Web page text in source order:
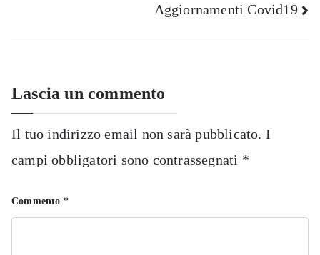
Aggiornamenti Covid19
Lascia un commento
Il tuo indirizzo email non sarà pubblicato. I
campi obbligatori sono contrassegnati *
Commento *